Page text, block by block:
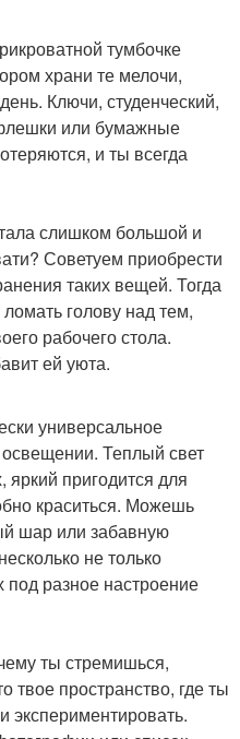
тумбочке
храни те мелочи,
Ключи, студенческий,
или бумажные
и ты всегда
слишком большой и
Советуем приобрести
таких вещей. Тогда
голову над тем,
рабочего стола.
ей уюта.
универсальное
освещении. Теплый свет
яркий пригодится для
краситься. Можешь
шар или забавную
не только
разное настроение
ты стремишься,
твое пространство, где ты
экспериментировать.